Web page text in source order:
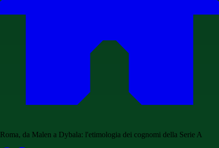
Roma, da Malen a Dybala: l'etimologia dei cognomi della Serie A